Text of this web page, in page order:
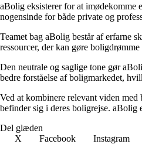
aBolig eksisterer for at imødekomme
nogensinde for både private og
Teamet bag aBolig består af erfarne
ressourcer, der kan gøre
Den neutrale og saglige tone gør
bedre forståelse af boligmarkedet,
Ved at kombinere relevant viden
befinder sig i deres boligrejse. aBolig
Del glæden
X
Facebook Instagram